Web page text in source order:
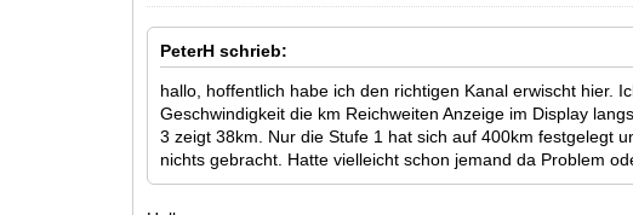
PeterH schrieb:
hallo, hoffentlich habe ich den richtigen Kanal erwischt hier.
Geschwindigkeit die km Reichweiten Anzeige im Display
3 zeigt 38km. Nur die Stufe 1 hat sich auf 400km festgelegt
nichts gebracht. Hatte vielleicht schon jemand da Problem